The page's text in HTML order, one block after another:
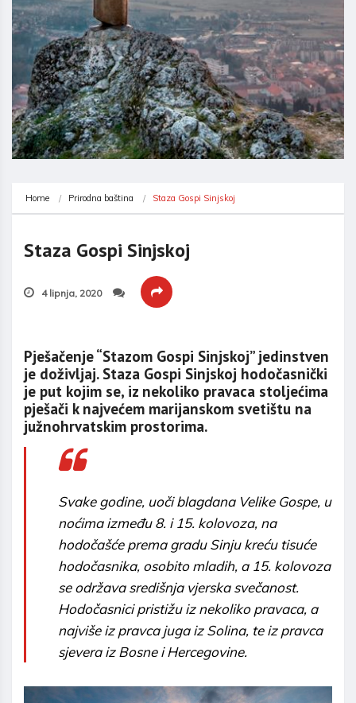
Home Prirodna baština Staza Gospi Sinjskoj
Staza Gospi Sinjskoj
4 lipnja, 2020
Pješačenje “Stazom Gospi Sinjskoj” jedinstven
je doživljaj. Staza Gospi Sinjskoj hodočasnički
je put kojim se, iz nekoliko pravaca stoljećima
pješači k najvećem marijanskom svetištu na
južnohrvatskim prostorima.
Svake godine, uoči blagdana Velike Gospe, u
noćima između 8. i 15. kolovoza, na
hodočašće prema gradu Sinju kreću tisuće
hodočasnika, osobito mladih, a 15. kolovoza
se održava središnja vjerska svečanost.
Hodočasnici pristižu iz nekoliko pravaca, a
najviše iz pravca juga iz Solina, te iz pravca
sjevera iz Bosne i Hercegovine.